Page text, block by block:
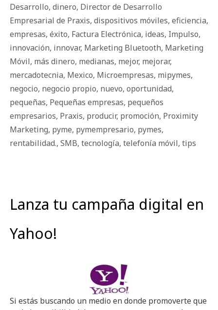
Desarrollo, dinero, Director de Desarrollo
Empresarial de Praxis, dispositivos móviles, eficiencia,
empresas, éxito, Factura Electrónica, ideas, Impulso,
innovación, innovar, Marketing Bluetooth, Marketing
Móvil, más dinero, medianas, mejor, mejorar,
mercadotecnia, Mexico, Microempresas, mipymes,
negocio, negocio propio, nuevo, oportunidad,
pequeñas, Pequeñas empresas, pequeños
empresarios, Praxis, producir, promoción, Proximity
Marketing, pyme, pymempresario, pymes,
rentabilidad., SMB, tecnología, telefonía móvil, tips
Lanza tu campaña digital en
Yahoo!
Si estás buscando un medio en donde promoverte que